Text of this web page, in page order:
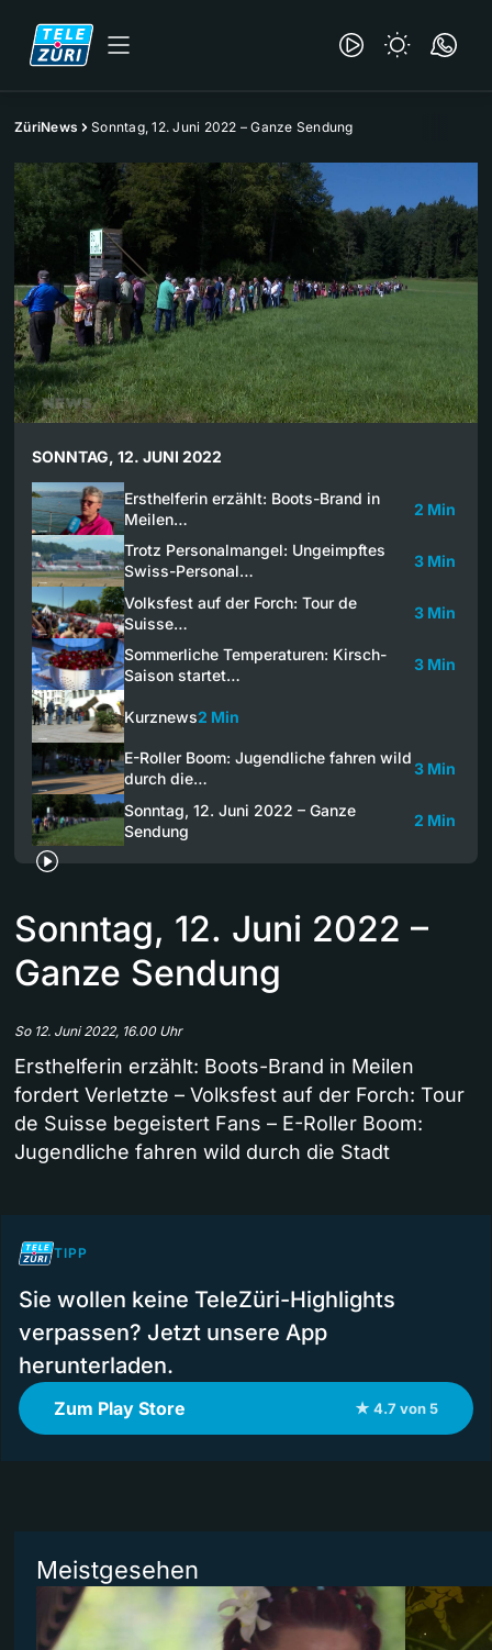
ZüriNews Sonntag, 12. Juni 2022 – Ganze Sendung
SONNTAG, 12. JUNI 2022
Ersthelferin erzählt: Boots-Brand in
Meilen…
2 Min
Trotz Personalmangel: Ungeimpftes
Swiss-Personal…
3 Min
Volksfest auf der Forch: Tour de
Suisse…
3 Min
Sommerliche Temperaturen: Kirsch-
Saison startet…
3 Min
Kurznews2 Min
E-Roller Boom: Jugendliche fahren wild
durch die…
3 Min
Sonntag, 12. Juni 2022 – Ganze
Sendung
2 Min
Sonntag, 12. Juni 2022 –
Ganze Sendung
So 12. Juni 2022, 16.00 Uhr
Ersthelferin erzählt: Boots-Brand in Meilen
fordert Verletzte – Volksfest auf der Forch: Tour
de Suisse begeistert Fans – E-Roller Boom:
Jugendliche fahren wild durch die Stadt
TIPP
Sie wollen keine TeleZüri-Highlights
verpassen? Jetzt unsere App
herunterladen.
Zum Play Store ★ 4.7 von 5
Meistgesehen